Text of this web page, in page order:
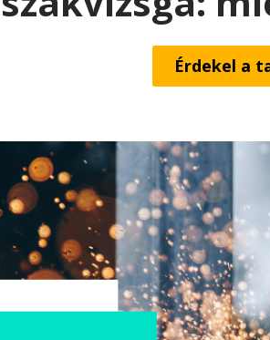
Érdekel a